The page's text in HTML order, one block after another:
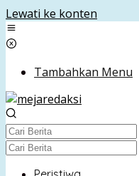
Lewati ke konten
Tambahkan Menu